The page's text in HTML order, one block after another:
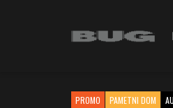
PROMO PAMETNI DOM